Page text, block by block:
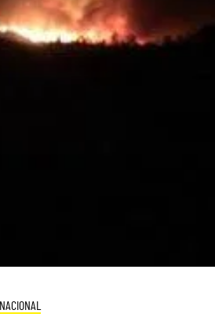
NACIONAL